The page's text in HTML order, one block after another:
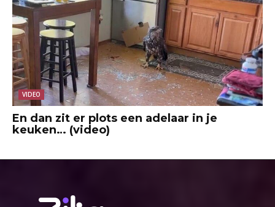
VIDEO
En dan zit er plots een adelaar in je
keuken… (video)